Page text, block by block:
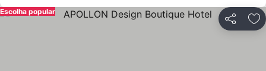
Partilhar
Escolha popular